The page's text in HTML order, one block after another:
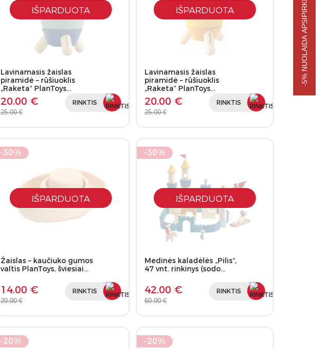
IŠPARDUOTA
Lavinamasis žaislas
piramidė – rūšiuoklis
„Raketa” PlanToys…
20.00 €
25.00 €
RINKTIS
IŠPARDUOTA
Lavinamasis žaislas
piramidė – rūšiuoklis
„Raketa” PlanToys…
20.00 €
25.00 €
RINKTIS
-30%
IŠPARDUOTA
Žaislas – kaučiuko gumos
valtis PlanToys, šviesiai…
14.00 €
20.00 €
RINKTIS
-30%
IŠPARDUOTA
Medinės kaladėlės „Pilis“,
47 vnt. rinkinys (sodo…
42.00 €
60.00 €
RINKTIS
-20% -20%
-5% NUOLAIDA APSIPIRKIMUI